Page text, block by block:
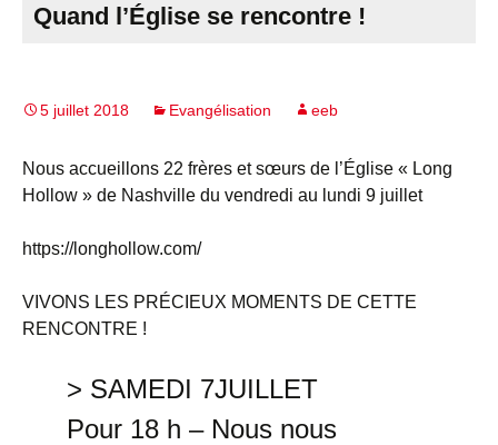
Quand l’Église se rencontre !
5 juillet 2018 Evangélisation eeb
Nous accueillons 22 frères et sœurs de l’Église « Long
Hollow » de Nashville du vendredi au lundi 9 juillet
https://longhollow.com/
VIVONS LES PRÉCIEUX MOMENTS DE CETTE
RENCONTRE !
> SAMEDI 7JUILLET
Pour 18 h – Nous nous